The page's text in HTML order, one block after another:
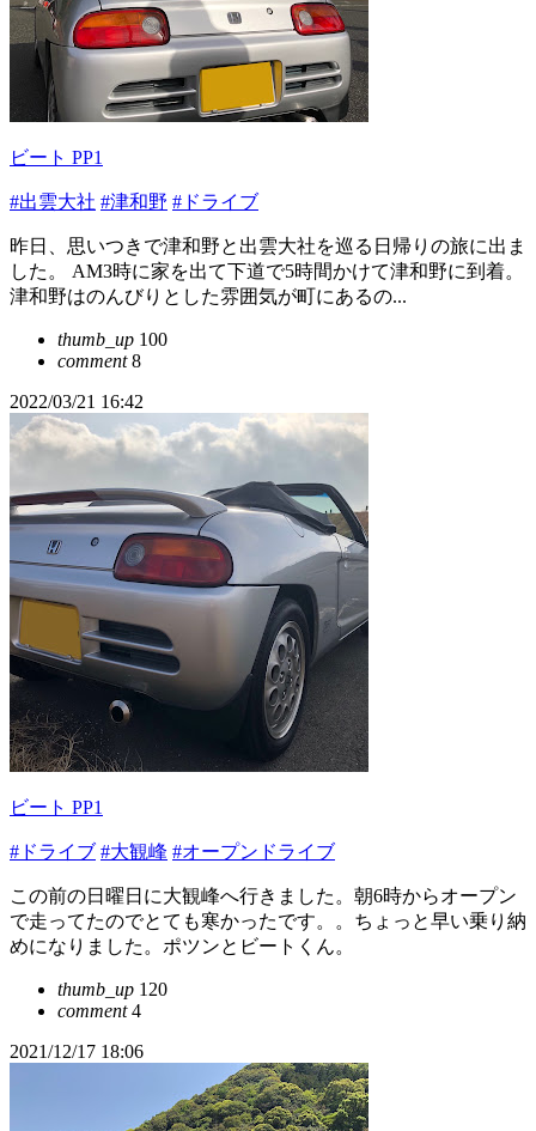
ビート PP1
#出雲大社 #津和野 #ドライブ
昨日、思いつきで津和野と出雲大社を巡る日帰りの旅に出ま
した。 AM3時に家を出て下道で5時間かけて津和野に到着。
津和野はのんびりとした雰囲気が町にあるの...
thumb_up 100
comment8
2022/03/21 16:42
ビート PP1
#ドライブ #大観峰 #オープンドライブ
この前の日曜日に大観峰へ行きました。朝6時からオープン
で走ってたのでとても寒かったです。。ちょっと早い乗り納
めになりました。ポツンとビートくん。
thumb_up 120
comment4
2021/12/17 18:06